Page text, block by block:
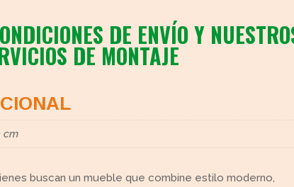
DE ENVÍO Y
DE MONTAJE
cm
buscan un mueble que combine estilo moderno,